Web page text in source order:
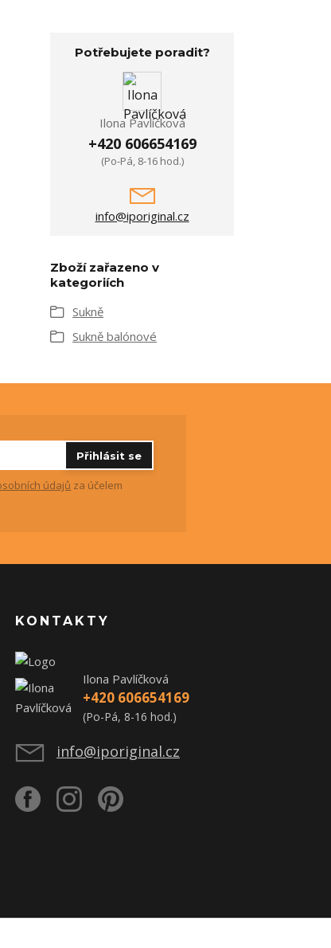
Potřebujete poradit?
Ilona Pavlíčková
+420 606654169
(Po-Pá, 8-16 hod.)
info@iporiginal.cz
Zboží zařazeno v
kategoriích
Sukně
Sukně balónové
Přihlásit se
údajů za účelem
KONTAKTY
Ilona Pavlíčková
+420 606654169
(Po-Pá, 8-16 hod.)
info@iporiginal.cz